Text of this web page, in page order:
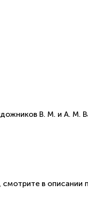
В. М. и А. М.
в описании